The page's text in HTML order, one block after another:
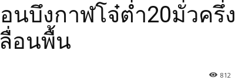
นบึงกาฬโจ๋ต่ำ20มั่วครึ่ง
อนพื้น
812